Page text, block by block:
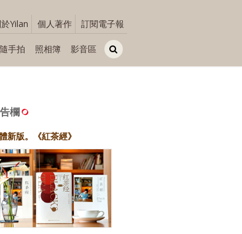
Yilan 個人著作 訂閱電子報
手拍 照相簿 影音區
欄
新版。《紅茶經》